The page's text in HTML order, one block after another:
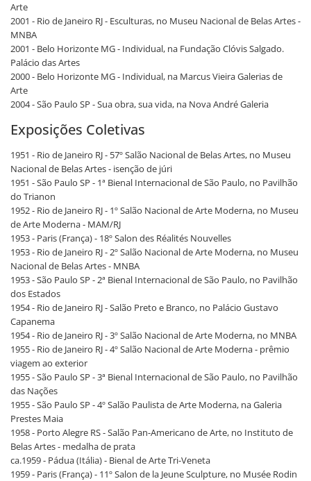
Arte
2001 - Rio de Janeiro RJ - Esculturas, no Museu Nacional de Belas Artes -
MNBA
2001 - Belo Horizonte MG - Individual, na Fundação Clóvis Salgado.
Palácio das Artes
2000 - Belo Horizonte MG - Individual, na Marcus Vieira Galerias de
Arte
2004 - São Paulo SP - Sua obra, sua vida, na Nova André Galeria
Exposições Coletivas
1951 - Rio de Janeiro RJ - 57º Salão Nacional de Belas Artes, no Museu
Nacional de Belas Artes - isenção de júri
1951 - São Paulo SP - 1ª Bienal Internacional de São Paulo, no Pavilhão
do Trianon
1952 - Rio de Janeiro RJ - 1º Salão Nacional de Arte Moderna, no Museu
de Arte Moderna - MAM/RJ
1953 - Paris (França) - 18º Salon des Réalités Nouvelles
1953 - Rio de Janeiro RJ - 2º Salão Nacional de Arte Moderna, no Museu
Nacional de Belas Artes - MNBA
1953 - São Paulo SP - 2ª Bienal Internacional de São Paulo, no Pavilhão
dos Estados
1954 - Rio de Janeiro RJ - Salão Preto e Branco, no Palácio Gustavo
Capanema
1954 - Rio de Janeiro RJ - 3º Salão Nacional de Arte Moderna, no MNBA
1955 - Rio de Janeiro RJ - 4º Salão Nacional de Arte Moderna - prêmio
viagem ao exterior
1955 - São Paulo SP - 3ª Bienal Internacional de São Paulo, no Pavilhão
das Nações
1955 - São Paulo SP - 4º Salão Paulista de Arte Moderna, na Galeria
Prestes Maia
1958 - Porto Alegre RS - Salão Pan-Americano de Arte, no Instituto de
Belas Artes - medalha de prata
ca.1959 - Pádua (Itália) - Bienal de Arte Tri-Veneta
1959 - Paris (França) - 11º Salon de la Jeune Sculpture, no Musée Rodin